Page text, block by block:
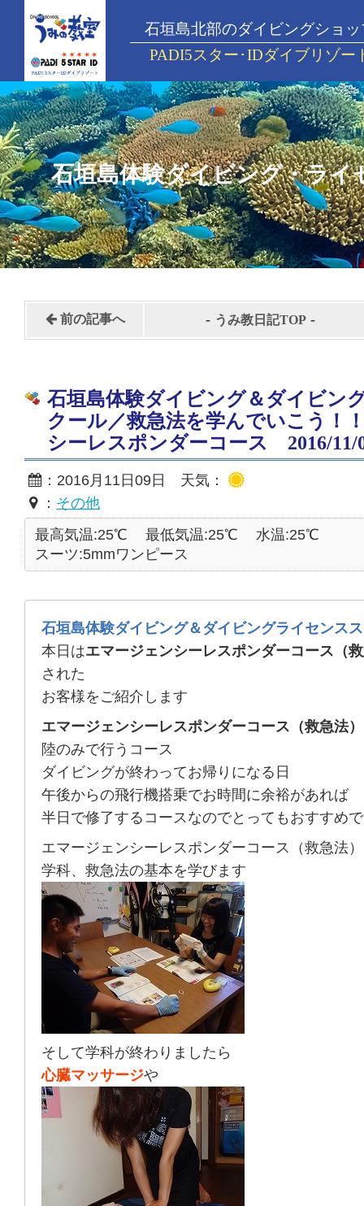
石垣島北部のダイビングショッ
PADI5スター･IDダイブリゾー
石垣島体験ダイビング・ライ
前の記事へ - うみ教日記TOP -
石垣島体験ダイビング＆ダイビン
クール／救急法を学んでいこう！
シーレスポンダーコース 2016/11/
：2016月11日09日 天気：
： その他
最高気温:25℃
最低気温:25℃
水温:25℃
スーツ:5mmワンピース
石垣島体験ダイビング＆ダイビングライセンス
本日はエマージェンシーレスポンダーコース（
された
お客様をご紹介します
エマージェンシーレスポンダーコース（救急法）
陸のみで行うコース
ダイビングが終わってお帰りになる日
午後からの飛行機搭乗でお時間に余裕があれば
半日で修了するコースなのでとってもおすすめ
エマージェンシーレスポンダーコース（救急法
学科、救急法の基本を学びます
そして学科が終わりましたら
心臓マッサージや